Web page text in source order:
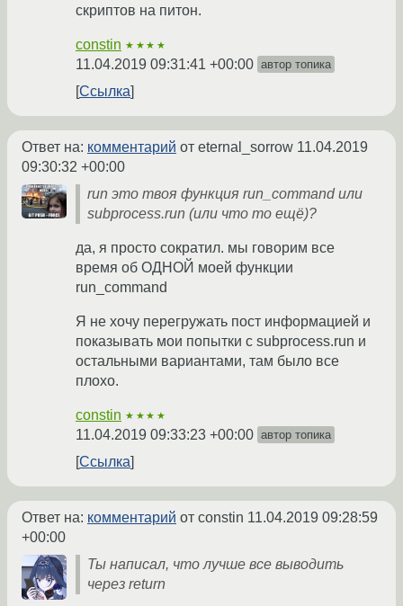
скриптов на питон.
constin ★★★★
11.04.2019 09:31:41 +00:00 автор топика
Ссылка
Ответ на: комментарий от eternal_sorrow 11.04.2019
09:30:32 +00:00
run это твоя функция run_command или
subprocess.run (или что то ещё)?
да, я просто сократил. мы говорим все
время об ОДНОЙ моей функции
run_command
Я не хочу перегружать пост информацией и
показывать мои попытки с subprocess.run и
остальными вариантами, там было все
плохо.
constin ★★★★
11.04.2019 09:33:23 +00:00 автор топика
Ссылка
Ответ на: комментарий от constin 11.04.2019 09:28:59
+00:00
Ты написал, что лучше все выводить
через return